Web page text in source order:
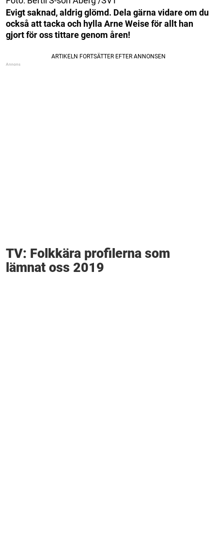
Evigt saknad, aldrig glömd. Dela gärna vidare om du
också att tacka och hylla Arne Weise för allt han
gjort för oss tittare genom åren!
TV: Folkkära profilerna som
lämnat oss 2019